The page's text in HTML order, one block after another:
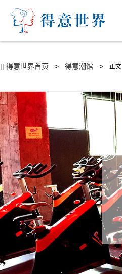
|| 得意世界首页 > 得意潮馆 > 正文